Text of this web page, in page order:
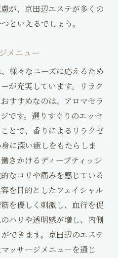
が、京田辺エステが多くの
といえるでしょう。
メニュー
様々なニーズに応えるため
が充実しています。リラク
すすめなのは、アロマセラ
です。選りすぐりのエッセ
とで、香りによるリラクゼ
に深い癒しをもたらしま
きかけるディープティッシ
なコリや痛みを感じている
を目的としたフェイシャル
を優しく刺激し、血行を促
ハリや透明感が増し、内側
できます。京田辺のエステ
ッサージメニューを通じ